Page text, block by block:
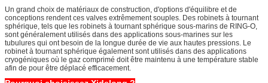
Un grand choix de matériaux de construction, d'options d'équilibre et de
conceptions rendent ces valves extrêmement souples. Des robinets à tournant
sphérique, tels que les robinets à tournant sphérique sous-marins de RING-O,
sont généralement utilisés dans des applications sous-marines sur les
tubulures qui ont besoin de la longue durée de vie aux hautes pressions. Le
robinet à tournant sphérique également sont utilisés dans des applications
cryogéniques où le gaz comprimé doit être maintenu à une température stable
afin de pour être déplacé efficacement.